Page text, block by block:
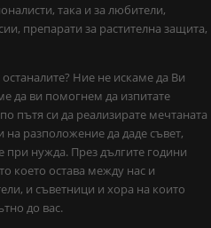
така и за любители,
препарати за растителна защита,
Ние не искаме да Ви
да ви помогнем да изпитате
пътя си да реализирате мечтаната
разположение да даде съвет,
нужда. През дългите години
което остава между нас и
и съветници и хора на които
до вас.